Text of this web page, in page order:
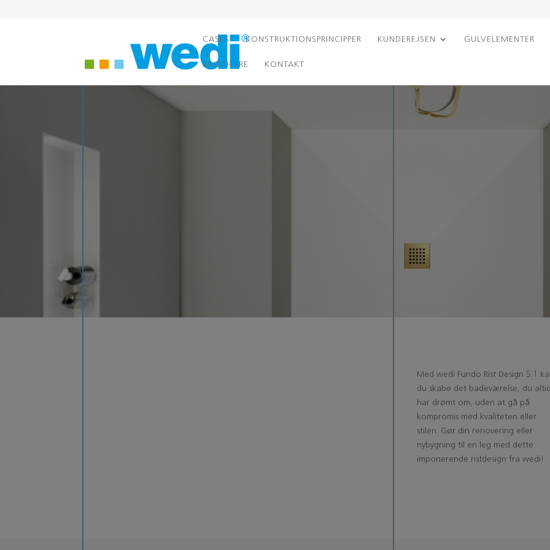
CASES KONSTRUKTIONSPRINCIPPER KUNDEREJSEN GULVELEMENTER
BROCHURE KONTAKT
Med wedi Fundo Rist Design 5.1
du skabe det badeværelse, du
har drømt om, uden at gå på
kompromis med kvaliteten eller
stilen. Gør din renovering eller
nybygning til en leg med dette
imponerende ristdesign fra wedi!